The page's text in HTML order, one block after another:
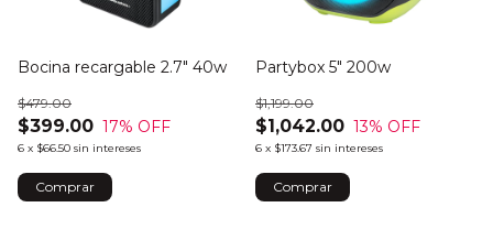
Bocina recargable 2.7" 40w
$399.00
$479.00
17% OFF
6 x $66.50 sin intereses
Partybox 5" 200w
$1,042.00
$1,199.00
13% OFF
6 x $173.67 sin intereses